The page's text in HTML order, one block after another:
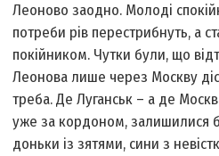
Леоново заодно. Молодi
потреби рiв перестрибнуть, а
покiйником. Чутки були, що
Леонова лише через Москву
треба. Де Луганськ – а де
уже за кордоном, залишилися
доньки із зятями, сини з